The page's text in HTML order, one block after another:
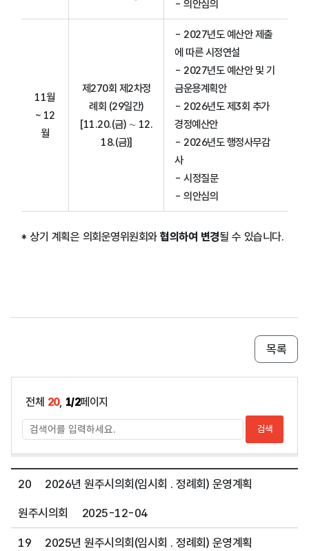
- 의안심의
11월
~ 12
월
제270회 제2차정
례회 (29일간)
[11.20.(금) ∼ 12.
18.(금)]
- 2027년도 예산안 제출
에 따른 시정연설
- 2027년도 예산안 및 기
금운용계획안
- 2026년도 제3회 추가
경정예산안
- 2026년도 행정사무감
사
- 시정질문
- 의안심의
* 상기 계획은 의회운영위원회와 협의하여 변경될 수 있습니다.
목록
전체 20, 1/2페이지
20 2026년 원주시의회(임시회 . 정례회) 운영계획
원주시의회 2025-12-04
19 2025년 원주시의회(임시회 . 정례회) 운영계획